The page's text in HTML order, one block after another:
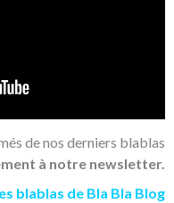
de nos derniers blablas
à notre newsletter.
blablas de Bla Bla Blog